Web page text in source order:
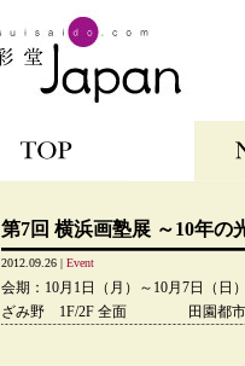
第7回 横浜画塾展 ～10年の
2012.09.26 | Event
会期：10月1日（月）～10月7日（
ざみ野 1F/2F 全面 田園都市線